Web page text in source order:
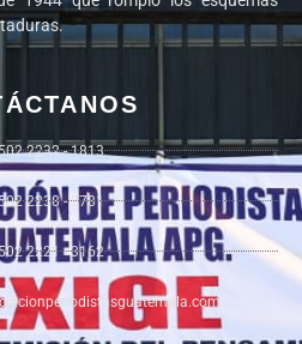
2232 - 1813
2238 - 2781
2221 - 3162